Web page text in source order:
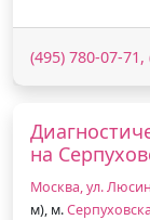
(495) 780-07-
на
Москва, ул.
м), м.